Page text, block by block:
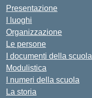
Presentazione
I luoghi
Organizzazione
Le persone
I documenti della scuola
Modulistica
I numeri della scuola
La storia